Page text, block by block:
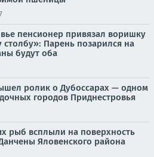
пенсионер привязал воришку
столбу»: Парень позарился на
будут оба
ролик о Дубоссарах — одном
городов Приднестровья
рыб всплыли на поверхность
Яловенского района